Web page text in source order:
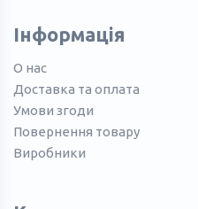
Інформація
О нас
Доставка та оплата
Умови згоди
Повернення товару
Виробники